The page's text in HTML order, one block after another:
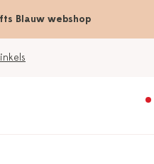
Blauw webshop
vandaag verzonden